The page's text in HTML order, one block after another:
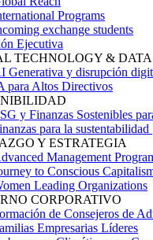
Programs
exchange students
Ejecutiva
TECHNOLOGY &
Generativa y disrupción
para Altos Directivos
y Finanzas Sostenibles
para la
Y ESTRATEGIA
Management
to Conscious
Leading Organizations
CORPORATIVO
de Consejeros de
Empresarias Líderes